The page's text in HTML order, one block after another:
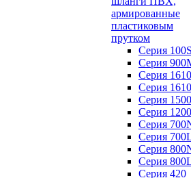
армированные
пластиковым
прутком
Серия
Серия
Серия
Серия
Серия
Серия
Серия
Серия
Серия
Серия
Серия 420